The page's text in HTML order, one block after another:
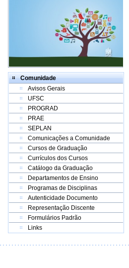
Comunidade
Avisos Gerais
UFSC
PROGRAD
PRAE
SEPLAN
Comunicações a Comunidade
Cursos de Graduação
Currículos dos Cursos
Catálogo da Graduação
Departamentos de Ensino
Programas de Disciplinas
Autenticidade Documento
Representação Discente
Formulários Padrão
Links